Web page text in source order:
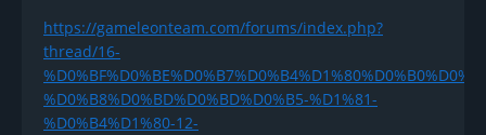
https://gameleonteam.com/forums/index.php?
thread/16-
%D0%B8%D0%BD%D0%BD%D0%B5-%D1%81-
%D0%B4%D1%80-12-